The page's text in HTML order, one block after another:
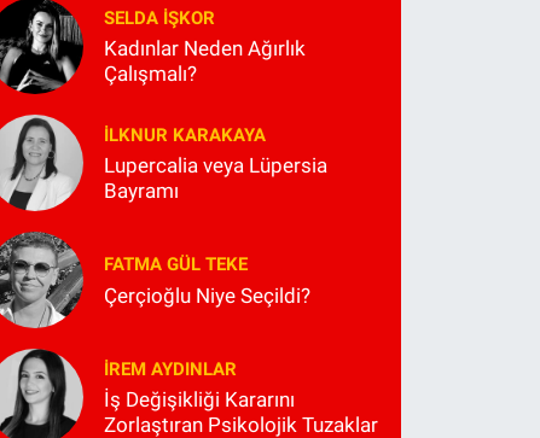
SELDA İŞKOR
Kadınlar Neden Ağırlık
Çalışmalı?
İLKNUR KARAKAYA
Lupercalia veya Lüpersia
Bayramı
FATMA GÜL TEKE
Çerçioğlu Niye Seçildi?
İREM AYDINLAR
İş Değişikliği Kararını
Zorlaştıran Psikolojik Tuzaklar